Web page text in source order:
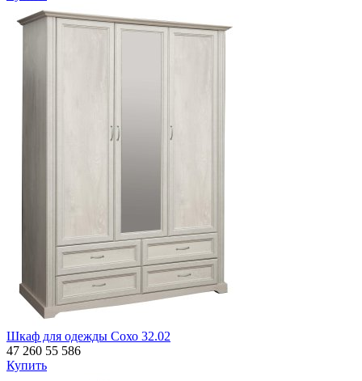
Шкаф для одежды Сохо 32.02
47 260 55 586
Купить